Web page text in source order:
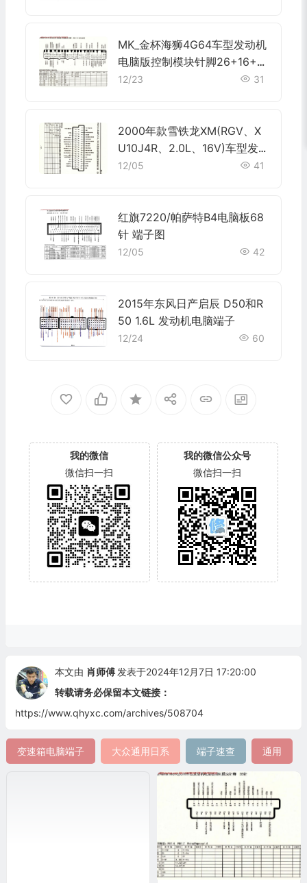
MK_金杯海狮4G64车型发动机
电脑版控制模块针脚26+16+1
2+22针 端子图
12/23 31
2000年款雪铁龙XM(RGV、X
U10J4R、2.0L、16V)车型发
动机电脑板控制模块针脚55针
12/05 41
红旗7220/帕萨特B4电脑板68
针 端子图
12/05 42
2015年东风日产启辰 D50和R
50 1.6L 发动机电脑端子
12/24 60
我的微信
微信扫一扫
我的微信公众号
微信扫一扫
本文由 肖师傅 发表于2024年12月7日 17:20:00
转载请务必保留本文链接：
https://www.qhyxc.com/archives/508704
变速箱电脑端子 大众通用日系 端子速查 通用